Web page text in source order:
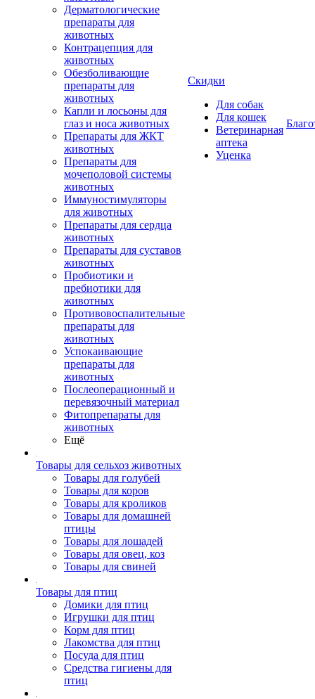
Дерматологические
препараты для
животных
Контрацепция для
животных
Обезболивающие
препараты для
животных
Капли и лосьоны для
глаз и носа животных
Препараты для ЖКТ
животных
Препараты для
мочеполовой системы
животных
Иммуностимуляторы
для животных
Препараты для сердца
животных
Препараты для суставов
животных
Пробиотики и
пребиотики для
животных
Противовоспалительные
препараты для
животных
Успокаивающие
препараты для
животных
Послеоперационный и
перевязочный материал
Фитопрепараты для
животных
Ещё
Товары для сельхоз животных
Товары для голубей
Товары для коров
Товары для кроликов
Товары для домашней
птицы
Товары для лошадей
Товары для овец, коз
Товары для свиней
Товары для птиц
Домики для птиц
Игрушки для птиц
Корм для птиц
Лакомства для птиц
Посуда для птиц
Средства гигиены для
птиц
Скидки
Для собак
Для кошек
Ветеринарная
аптека
Уценка